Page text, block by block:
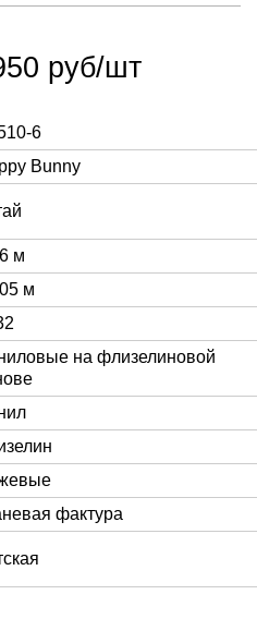
руб/шт
6
Bunny
м
м
на флизелиновой
фактура